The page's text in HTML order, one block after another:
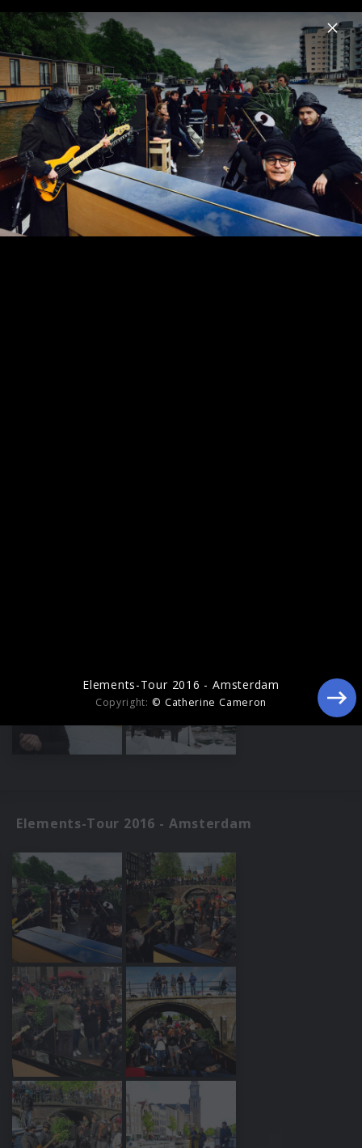
Menu
Ludovico Einaudi
Home News Musik Videos Fotos Biografie
Seven Days Walking
Elements-Tour 2016 - Amsterdam
Elements-Tour 2016 - Amsterdam
Copyright: © Catherine Cameron